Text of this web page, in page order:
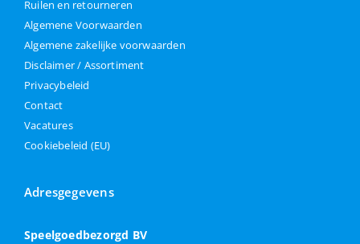
Ruilen en retourneren
Algemene Voorwaarden
Algemene zakelijke voorwaarden
Disclaimer / Assortiment
Privacybeleid
Contact
Vacatures
Cookiebeleid (EU)
Adresgegevens
Speelgoedbezorgd BV